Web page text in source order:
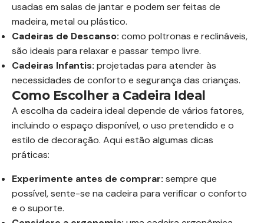
usadas em salas de jantar e podem ser feitas de
madeira, metal ou plástico.
Cadeiras de Descanso: como poltronas e reclináveis,
são ideais para relaxar e passar tempo livre.
Cadeiras Infantis: projetadas para atender às
necessidades de conforto e segurança das crianças.
Como Escolher a Cadeira Ideal
A escolha da cadeira ideal depende de vários fatores,
incluindo o espaço disponível, o uso pretendido e o
estilo de decoração. Aqui estão algumas dicas
práticas:
Experimente antes de comprar: sempre que
possível, sente-se na cadeira para verificar o conforto
e o suporte.